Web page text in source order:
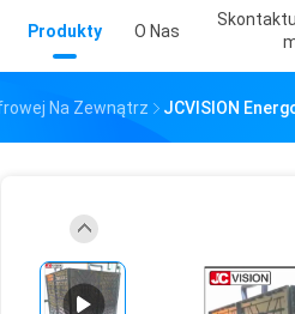
Produkty O Nas
Na Zewnątrz JCVISION